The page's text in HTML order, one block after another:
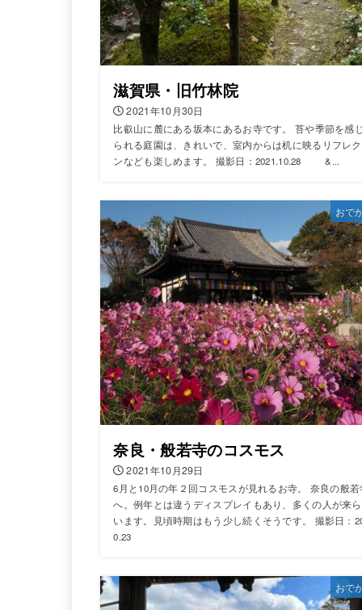
滋賀県・旧竹林院
2021年10月30日
比叡山に麓にある坂本にあるお寺です。 苔や季節を感
られる庭園は、きれいで、室内からは机に映るリフレ
ンなども楽しめます。 撮影日：2021.10.28 &...
おで
奈良・般若寺のコスモス
2021年10月29日
6月と10月の年２回コスモスが見れるお寺。 奈良の般若
へ。例年とは違うディスプレイもあり、多くの人が来
います。見頃時期はもう少し続くそうです。 撮影日：
0.23
おで